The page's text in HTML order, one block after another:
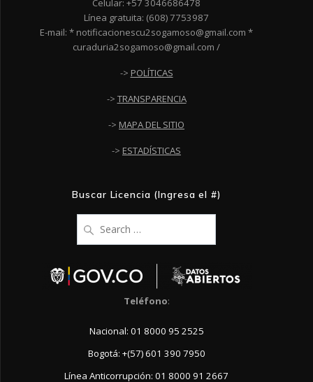
Celular: +57 3046686478
Línea gratuita: (608) 7753987
E-mail: * notificacionescu2sogamoso@gmail.com *
curaduria2sogamoso@gmail.com /
-> POLÍTICAS
-> TRANSPARENCIA
-> MAPA DEL SITIO
-> ESTADÍSTICAS
Buscar Licencia (Ingresa el #)
for:
Teléfono:
Nacional: 01 8000 95 2525
Bogotá: +(57) 601 390 7950
Línea Anticorrupción: 01 8000 91 2667